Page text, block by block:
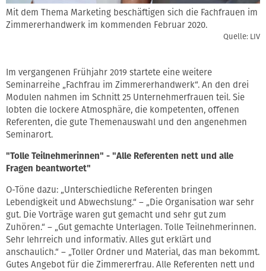
Mit dem Thema Marketing beschäftigen sich die Fachfrauen im
Zimmererhandwerk im kommenden Februar 2020.
Quelle: LIV
Im vergangenen Frühjahr 2019 startete eine weitere
Seminarreihe „Fachfrau im Zimmererhandwerk“. An den drei
Modulen nahmen im Schnitt 25 Unternehmerfrauen teil. Sie
lobten die lockere Atmosphäre, die kompetenten, offenen
Referenten, die gute Themenauswahl und den angenehmen
Seminarort.
"Tolle Teilnehmerinnen" - "Alle Referenten nett und alle
Fragen beantwortet"
O-Töne dazu: „Unterschiedliche Referenten bringen
Lebendigkeit und Abwechslung.“ – „Die Organisation war sehr
gut. Die Vorträge waren gut gemacht und sehr gut zum
Zuhören.“ – „Gut gemachte Unterlagen. Tolle Teilnehmerinnen.
Sehr lehrreich und informativ. Alles gut erklärt und
anschaulich.“ – „Toller Ordner und Material, das man bekommt.
Gutes Angebot für die Zimmererfrau. Alle Referenten nett und